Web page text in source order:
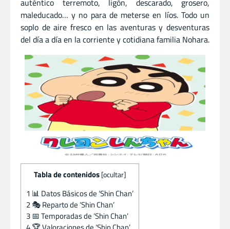
maleducado… y no para de meterse en líos. Todo un
soplo de aire fresco en las aventuras y desventuras
del día a día en la corriente y cotidiana familia Nohara.
Tabla de contenidos [ocultar]
1 📊 Datos Básicos de ‘Shin Chan’
2🎭 Reparto de ‘Shin Chan’
3📅 Temporadas de ‘Shin Chan’